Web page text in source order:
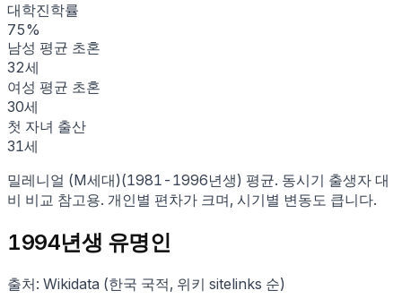
대학진학률
75%
남성 평균 초혼
32세
여성 평균 초혼
30세
첫 자녀 출산
31세
밀레니얼 (M세대)(1981 - 1996년생) 평균. 동시기 출생자 대
비 비교 참고용. 개인별 편차가 크며, 시기별 변동도 큽니다.
1994년생 유명인
출처: Wikidata (한국 국적, 위키 sitelinks 순)